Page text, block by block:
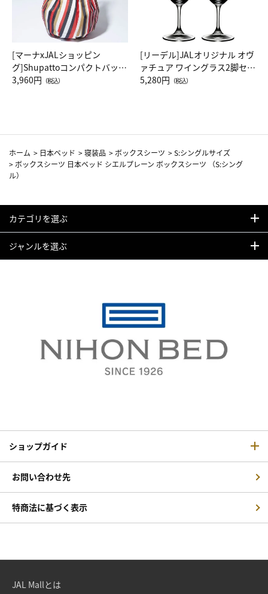
[マーナxJALショッピン
グ]Shupattoコンパクトバッグ
Drop JAL客室乗務員（LC）ス
3,960円 （税込）
[リーデル]JALオリジナル オヴ
ァチュア ワイングラス2脚セッ
ト（レッドワイン）
5,280円 （税込）
ホーム > 日本ベッド >寝装品 > ボックスシーツ >S:シングルサイズ
> ボックスシーツ 日本ベッド シエルプレーン ボックスシーツ （S:シング
ル）
カテゴリを選ぶ
ジャンルを選ぶ
ショップガイド
お問い合わせ先
特商法に基づく表示
JAL Mallとは